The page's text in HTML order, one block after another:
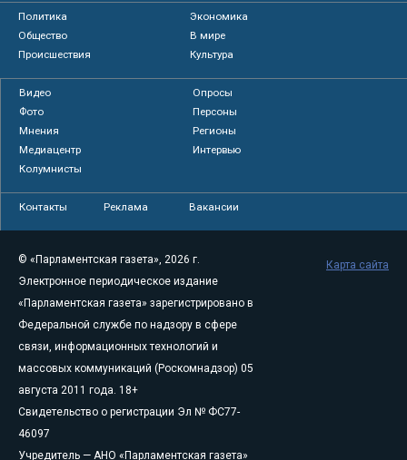
Политика
Экономика
Общество
В мире
Происшествия
Культура
Видео
Опросы
Фото
Персоны
Мнения
Регионы
Медиацентр
Интервью
Колумнисты
Контакты Реклама Вакансии
© «Парламентская газета», 2026 г.
Электронное периодическое издание
«Парламентская газета» зарегистрировано в
Федеральной службе по надзору в сфере
связи, информационных технологий и
массовых коммуникаций (Роскомнадзор) 05
августа 2011 года. 18+
Свидетельство о регистрации Эл № ФС77-
46097
Учредитель — АНО «Парламентская газета»
Карта сайта